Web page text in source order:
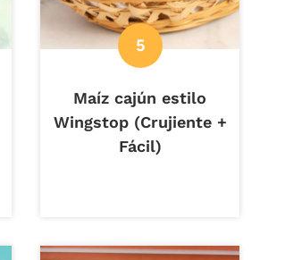
Maíz cajún estilo
Wingstop (Crujiente +
Fácil)